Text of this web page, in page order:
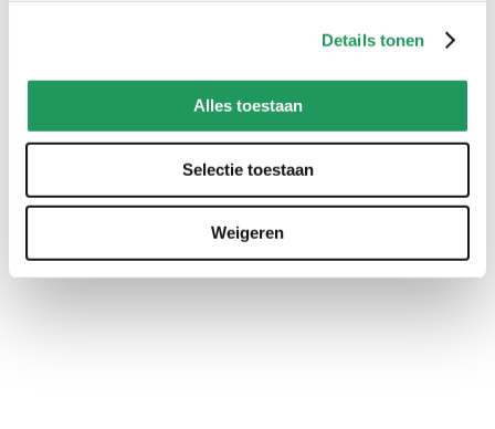
Details tonen
Alles toestaan
Selectie toestaan
Weigeren